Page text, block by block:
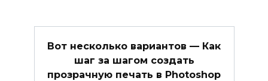
Вот несколько вариантов — Как
шаг за шагом создать
прозрачную печать в Photoshop